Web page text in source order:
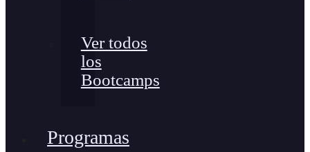
Ver todos
los
Bootcamps
Programas